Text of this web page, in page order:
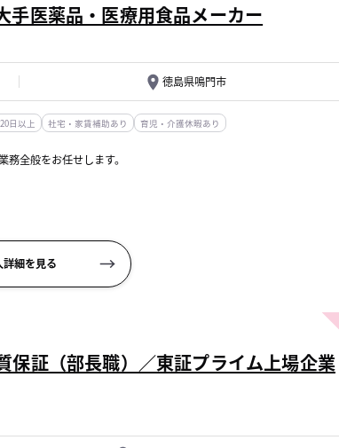
手医薬品・医療用食品メーカー
徳島県鳴門市
日以上 社宅・家賃補助あり 育児・介護休暇あり
全般をお任せします。
詳細を見る
保証（部長職）／東証プライム上場企業